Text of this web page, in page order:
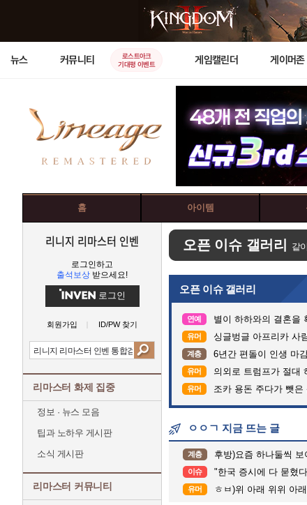
뉴스 커뮤니티
로스트아크
기대평 이벤트
게임캘린더 게이머존
홈 아이템
리니지 리마스터 인벤
로그인하고
출석보상 받으세요!
로그인
회원가입 ID/PW 찾기
리마스터 화제 집중
정보 · 뉴스 모음
팁과 노하우 게시판
소식 게시판
리마스터 커뮤니티
오픈 이슈 갤러리 같
오픈 이슈 갤러리
연예 별이 하하와의 결혼을
유머 싱글벙글 아프리카 사
계층 6년간 편돌이 인생 마
유머 의외로 트럼프가 절대
유머 조카 용돈 주다가 뺏은
ㅇㅇㄱ 지금 뜨는 글
계층 후방)요즘 하나둘씩
이슈 "한국 증시에 다 묻혔
유머 ㅎㅂ)위 아래 위위 아래